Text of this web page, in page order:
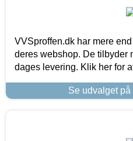
VVSproffen.dk har mere
deres webshop. De tilbyder
dages levering. Klik her for
Se udvalget